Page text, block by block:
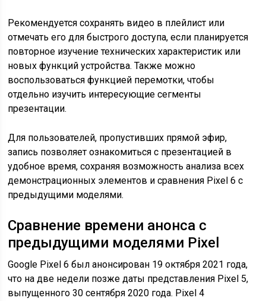
Рекомендуется сохранять видео в плейлист или
отмечать его для быстрого доступа, если планируется
повторное изучение технических характеристик или
новых функций устройства. Также можно
воспользоваться функцией перемотки, чтобы
отдельно изучить интересующие сегменты
презентации.
Для пользователей, пропустивших прямой эфир,
запись позволяет ознакомиться с презентацией в
удобное время, сохраняя возможность анализа всех
демонстрационных элементов и сравнения Pixel 6 с
предыдущими моделями.
Сравнение времени анонса с
предыдущими моделями Pixel
Google Pixel 6 был анонсирован 19 октября 2021 года,
что на две недели позже даты представления Pixel 5,
выпущенного 30 сентября 2020 года. Pixel 4